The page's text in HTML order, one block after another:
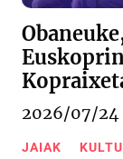
2026/07/24
JAIAK